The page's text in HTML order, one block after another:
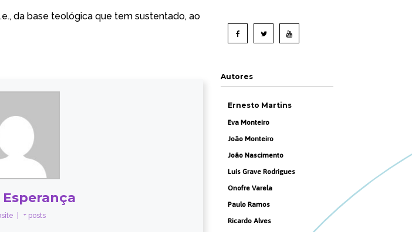
da base teológica que tem sustentado, ao
Esperança
+ posts
Autores
Ernesto Martins
Eva Monteiro
João Monteiro
João Nascimento
Luís Grave Rodrigues
Onofre Varela
Paulo Ramos
Ricardo Alves